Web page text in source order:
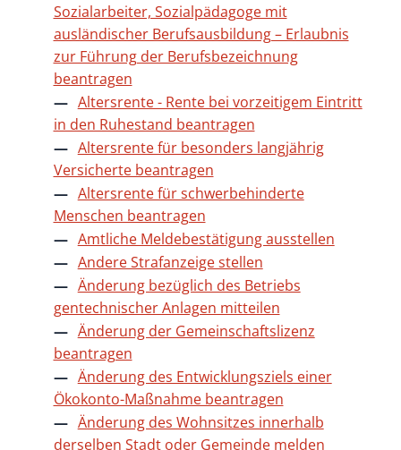
Sozialarbeiter, Sozialpädagoge mit
ausländischer Berufsausbildung – Erlaubnis
zur Führung der Berufsbezeichnung
beantragen
Altersrente - Rente bei vorzeitigem Eintritt
in den Ruhestand beantragen
Altersrente für besonders langjährig
Versicherte beantragen
Altersrente für schwerbehinderte
Menschen beantragen
Amtliche Meldebestätigung ausstellen
Andere Strafanzeige stellen
Änderung bezüglich des Betriebs
gentechnischer Anlagen mitteilen
Änderung der Gemeinschaftslizenz
beantragen
Änderung des Entwicklungsziels einer
Ökokonto-Maßnahme beantragen
Änderung des Wohnsitzes innerhalb
derselben Stadt oder Gemeinde melden